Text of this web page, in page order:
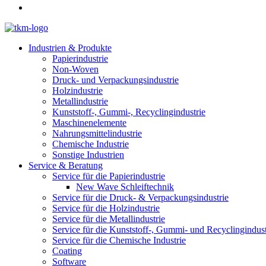
Industrien & Produkte
Papierindustrie
Non-Woven
Druck- und Verpackungsindustrie
Holzindustrie
Metallindustrie
Kunststoff-, Gummi-, Recyclingindustrie
Maschinenelemente
Nahrungsmittelindustrie
Chemische Industrie
Sonstige Industrien
Service & Beratung
Service für die Papierindustrie
New Wave Schleiftechnik
Service für die Druck- & Verpackungsindustrie
Service für die Holzindustrie
Service für die Metallindustrie
Service für die Kunststoff-, Gummi- und
Service für die Chemische Industrie
Coating
Software